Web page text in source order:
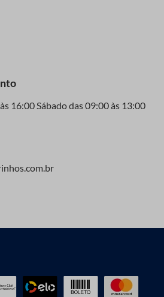
16:00 Sábado das 09:00 às 13:00